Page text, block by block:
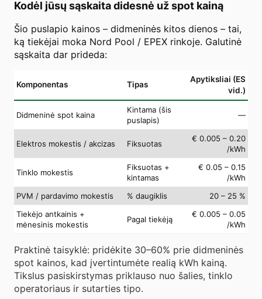
Kodėl jūsų sąskaita didesnė už spot kainą
Šio puslapio kainos – didmeninės kitos dienos – tai,
ką tiekėjai moka Nord Pool / EPEX rinkoje. Galutinė
sąskaita dar prideda:
Komponentas Tipas
Apytiksliai (ES
vid.)
Didmeninė spot kaina
Kintama (šis
puslapis)
—
Elektros mokestis / akcizas Fiksuotas
€ 0.005 – 0.20
/kWh
Tinklo mokestis
Fiksuotas +
kintamas
€ 0.05 – 0.15
/kWh
PVM / pardavimo mokestis
% daugiklis
20 – 25 %
Tiekėjo antkainis +
mėnesinis mokestis
Pagal tiekėją
€ 0.005 – 0.05
/kWh
Praktinė taisyklė: pridėkite 30–60% prie didmeninės
spot kainos, kad įvertintumėte realią kWh kainą.
Tikslus pasiskirstymas priklauso nuo šalies, tinklo
operatoriaus ir sutarties tipo.